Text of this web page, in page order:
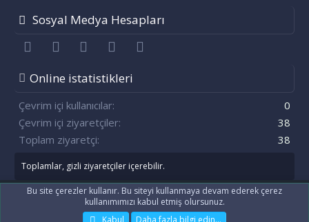
Sosyal Medya Hesapları
FacebookTwitter youtubeBize ulaşın
Online istatistikleri
Çevrim içi kullanıcılar
0
Çevrim içi ziyaretçiler
38
Toplam ziyaretçi
38
Toplamlar, gizli ziyaretçiler içerebilir.
Community platform by XenForo® © 2010-2021 XenForo Ltd.
[XenGenTr] OG:image sistemi
Bu site çerezler kullanır. Bu siteyi kullanmaya devam ederek çerez
kullanımımızı kabul etmiş olursunuz.
Kabul
Daha fazla bilgi edin…